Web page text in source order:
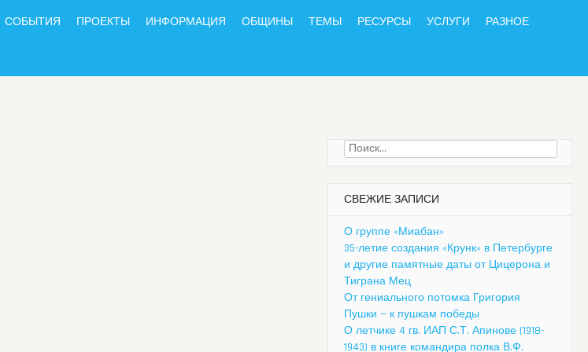
СОБЫТИЯ ПРОЕКТЫ ИНФОРМАЦИЯ ОБЩИНЫ ТЕМЫ РЕСУРСЫ УСЛУГИ РАЗНОЕ
Найти:
СВЕЖИЕ ЗАПИСИ
О группе «Миабан»
35-летие создания «Крунк» в Петербурге
и другие памятные даты от Цицерона и
Тиграна Мец
От гениального потомка Григория
Пушки — к пушкам победы
О летчике 4 гв. ИАП С.Т. Апинове (1918-
1943) в книге командира полка В.Ф.